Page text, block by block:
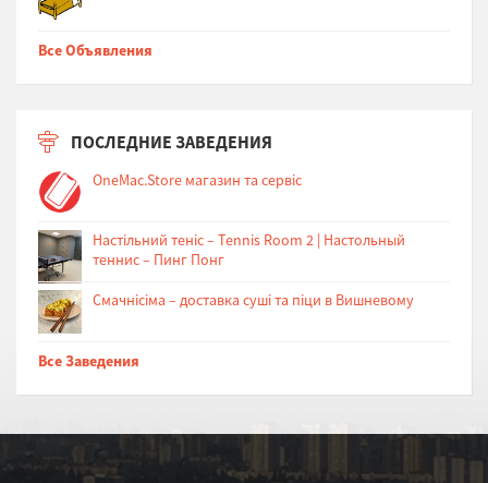
Все Объявления
ПОСЛЕДНИЕ ЗАВЕДЕНИЯ
OneMac.Store магазин та сервіс
Настільний теніс – Tennis Room 2 | Настольный
теннис – Пинг Понг
Cмачнісіма – доставка суші та піци в Вишневому
Все Заведения